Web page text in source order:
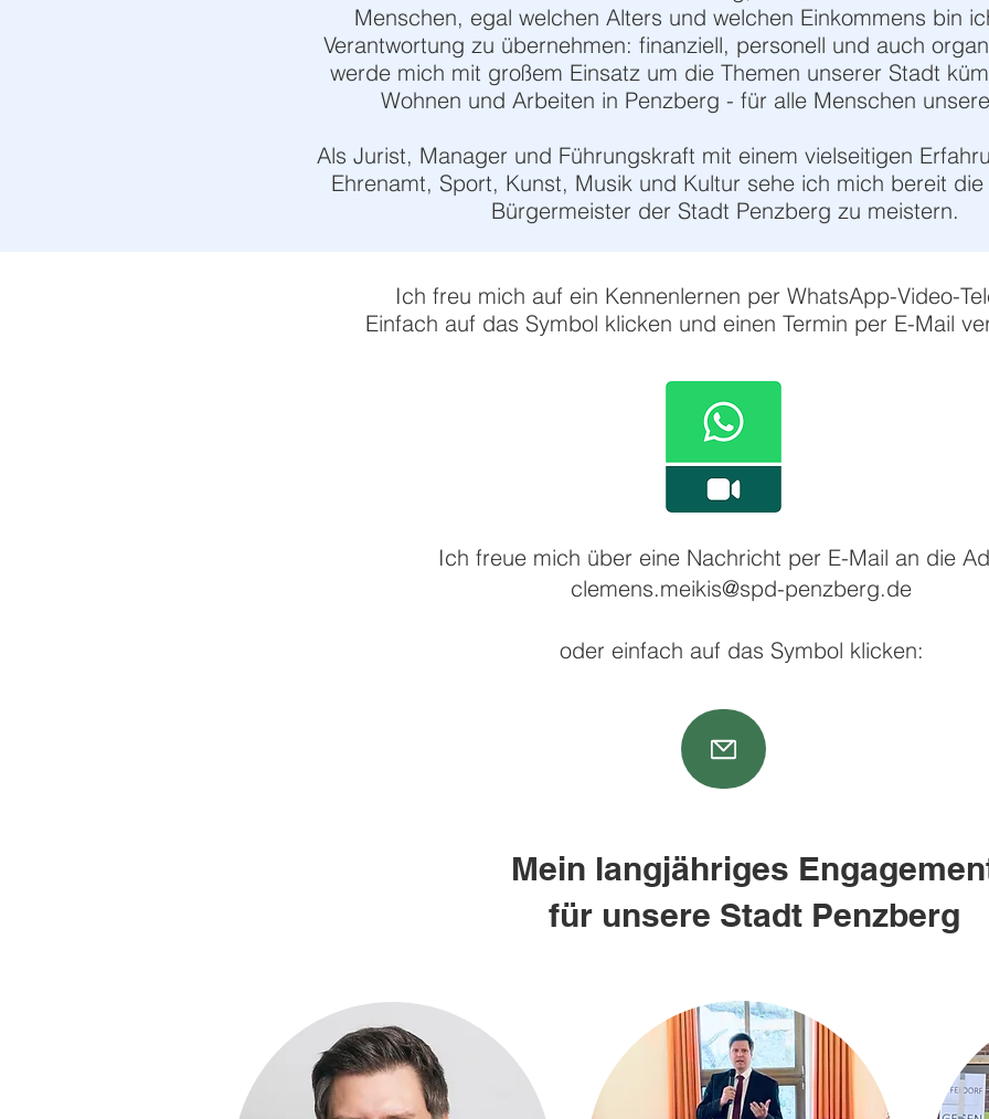
Menschen, egal welchen Alters und welchen Einkommens bin
Verantwortung zu übernehmen: finanziell, personell und auch
werde mich mit großem Einsatz um die Themen unserer Stadt
Wohnen und Arbeiten in Penzberg - für alle Menschen
Als Jurist, Manager und Führungskraft mit einem vielseitigen
Ehrenamt, Sport, Kunst, Musik und Kultur sehe ich mich bereit
Bürgermeister der Stadt Penzberg zu meistern.
Ich freu mich auf ein Kennenlernen per WhatsApp-Video-
Einfach auf das Symbol klicken und einen Termin per E-Mail
Ich freue mich über eine Nachricht per E-Mail an die
clemens.meikis@spd-penzberg.de
oder einfach auf das Symbol klicken:
Mein langjähriges
für unsere Stadt Penzberg